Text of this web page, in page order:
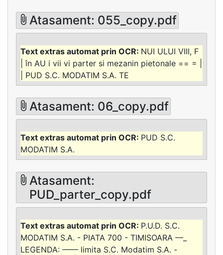
Atasament: 055_copy.pdf
NUI ULUI VIII, F
| în AU i vii vi parter si mezanin pietonale == = |
| PUD S.C. MODATIM S.A. TE
Atasament: 06_copy.pdf
PUD S.C.
MODATIM S.A.
Atasament:
PUD_parter_copy.pdf
P.U.D. S.C.
MODATIM S.A. - PIATA 700 - TIMISOARA —_
LEGENDA: —— limita S.C. Modatim S.A. -